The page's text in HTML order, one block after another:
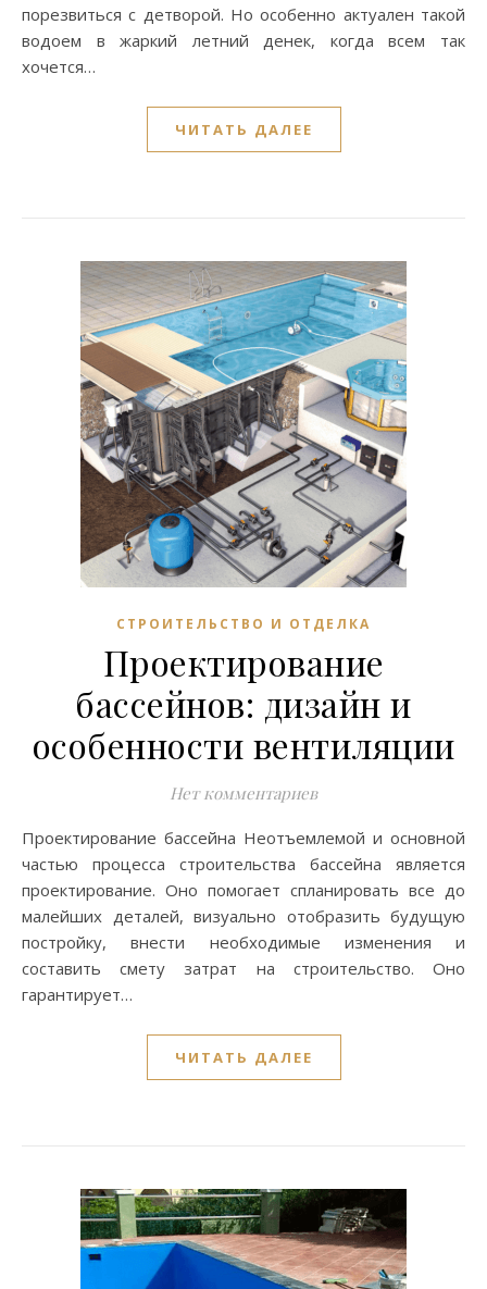
порезвиться с детворой. Но особенно актуален такой
водоем в жаркий летний денек, когда всем так
хочется…
ЧИТАТЬ ДАЛЕЕ
СТРОИТЕЛЬСТВО И ОТДЕЛКА
Проектирование
бассейнов: дизайн и
особенности вентиляции
Нет комментариев
Проектирование бассейна Неотъемлемой и основной
частью процесса строительства бассейна является
проектирование. Оно помогает спланировать все до
малейших деталей, визуально отобразить будущую
постройку, внести необходимые изменения и
составить смету затрат на строительство. Оно
гарантирует…
ЧИТАТЬ ДАЛЕЕ